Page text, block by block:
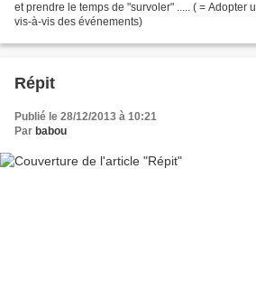
et prendre le temps de "survoler" ..... ( = Adopter
vis-à-vis des événements)
Répit
Publié le 28/12/2013 à 10:21
Par babou